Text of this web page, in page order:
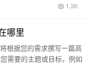
1.3K
哪里
根据您的需求撰写一篇高
需要的主题或目标，例如